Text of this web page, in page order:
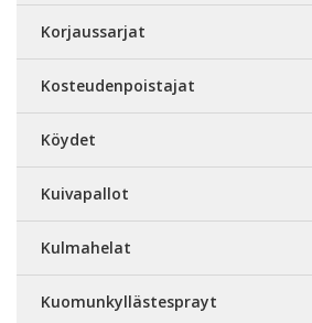
Korjaussarjat
Kosteudenpoistajat
Köydet
Kuivapallot
Kulmahelat
Kuomunkyllästesprayt